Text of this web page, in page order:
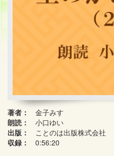
著者：
金子みすゞ
朗読：
小口ゆい
出版：
ことのは出版株式会社
収録：
0:56:20